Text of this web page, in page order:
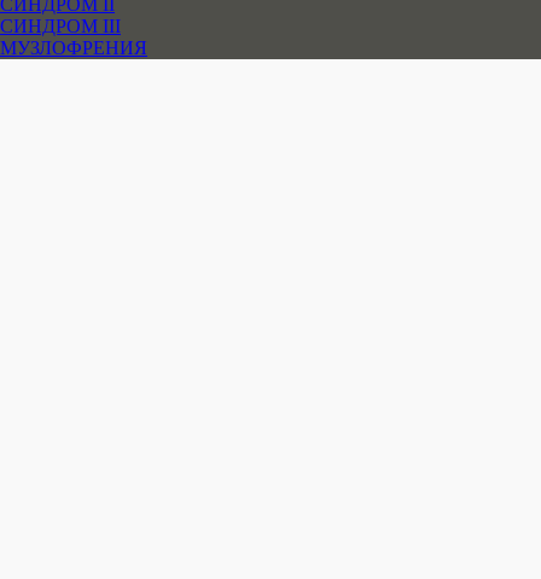
СИНДРОМ II
СИНДРОМ III
МУЗЛОФРЕНИЯ